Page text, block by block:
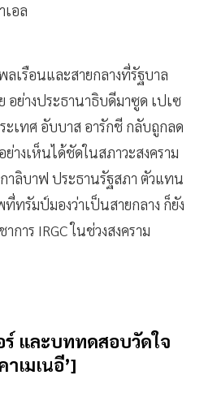
เอล
เรือนและสายกลางที่รัฐบาล
อย่างประธานาธิบดีมาซูด เปเซ
ะเทศ อับบาส อารักชี กลับถูกลด
งเห็นได้ชัดในสภาวะสงคราม
าลิบาฟ ประธานรัฐสภา ตัวแทน
ทรัมป์มองว่าเป็นสายกลาง ก็ยัง
าร IRGC ในช่วงสงคราม
ร์ และบททดสอบวัดใจ
เมเนอี’]